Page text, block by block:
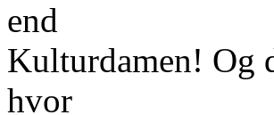
end
Kulturdamen! Og
hvor